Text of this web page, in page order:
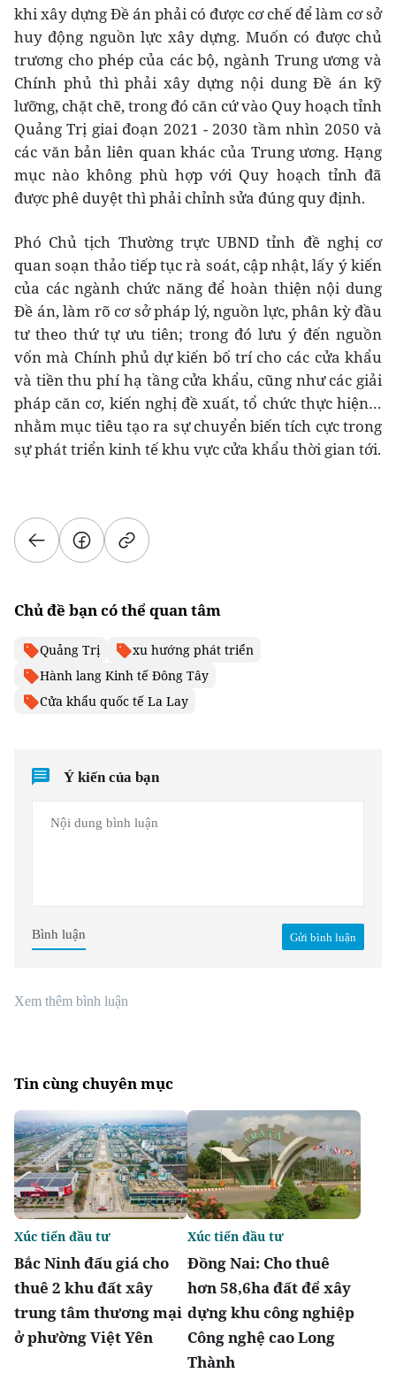
khi xây dựng Đề án phải có được cơ chế để làm cơ sở
huy động nguồn lực xây dựng. Muốn có được chủ
trương cho phép của các bộ, ngành Trung ương và
Chính phủ thì phải xây dựng nội dung Đề án kỹ
lưỡng, chặt chẽ, trong đó căn cứ vào Quy hoạch tỉnh
Quảng Trị giai đoạn 2021 - 2030 tầm nhìn 2050 và
các văn bản liên quan khác của Trung ương. Hạng
mục nào không phù hợp với Quy hoạch tỉnh đã
được phê duyệt thì phải chỉnh sửa đúng quy định.
Phó Chủ tịch Thường trực UBND tỉnh đề nghị cơ
quan soạn thảo tiếp tục rà soát, cập nhật, lấy ý kiến
của các ngành chức năng để hoàn thiện nội dung
Đề án, làm rõ cơ sở pháp lý, nguồn lực, phân kỳ đầu
tư theo thứ tự ưu tiên; trong đó lưu ý đến nguồn
vốn mà Chính phủ dự kiến bố trí cho các cửa khẩu
và tiền thu phí hạ tầng cửa khẩu, cũng như các giải
pháp căn cơ, kiến nghị đề xuất, tổ chức thực hiện…
nhằm mục tiêu tạo ra sự chuyển biến tích cực trong
sự phát triển kinh tế khu vực cửa khẩu thời gian tới.
Chủ đề bạn có thể quan tâm
Quảng Trị
xu hướng phát triển
Hành lang Kinh tế Đông Tây
Cửa khẩu quốc tế La Lay
Ý kiến của bạn
Gửi bình luận
Bình luận
Xem thêm bình luận
Tin cùng chuyên mục
Bắc Ninh đấu giá cho
thuê 2 khu đất xây
trung tâm thương mại
ở phường Việt Yên
Xúc tiến đầu tư
Đồng Nai: Cho thuê
hơn 58,6ha đất để xây
dựng khu công nghiệp
Công nghệ cao Long
Thành
Xúc tiến đầu tư